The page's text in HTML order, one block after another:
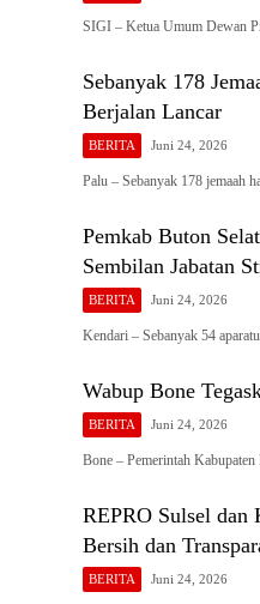
SIGI – Ketua Umum Dewan
Sebanyak 178
Berjalan Lancar
BERITA Juni 24, 2026
Palu – Sebanyak 178 jemaah
Pemkab Buton
Sembilan Jabatan
BERITA Juni 24, 2026
Kendari – Sebanyak 54
Wabup Bone
BERITA Juni 24, 2026
Bone – Pemerintah
REPRO Sulsel dan
Bersih dan
BERITA Juni 24, 2026